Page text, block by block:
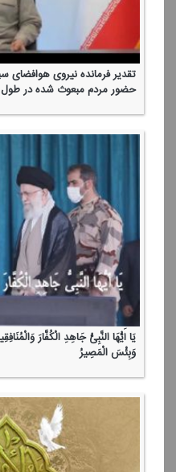
تقدیر فرمانده نیروی هوافضای
حضور مردم مبعوث شده در طول 100 شب در میدان
یَا أَیُّهَا النَّبِیُّ جَاهِدِ الْكُفَّارَ
وَبِئْسَ الْمَصِیرُ